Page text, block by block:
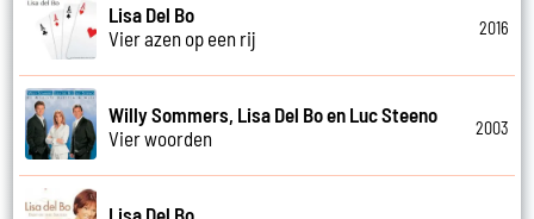
Lisa Del Bo
Vier azen op een rij
2016
Willy Sommers, Lisa Del Bo en Luc Steeno
Vier woorden
2003
Lisa Del Bo